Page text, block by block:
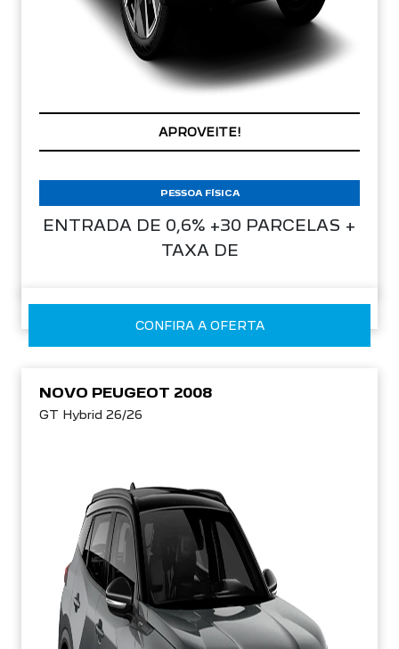
CONDIÇÃO IMPERDÍVEL
ENTRADA DE 0,6% +30 PARCELAS +
TAXA DE
PESSOA FÍSICA
CONFIRA A OFERTA
NOVO PEUGEOT 2008
GT Hybrid 26/26